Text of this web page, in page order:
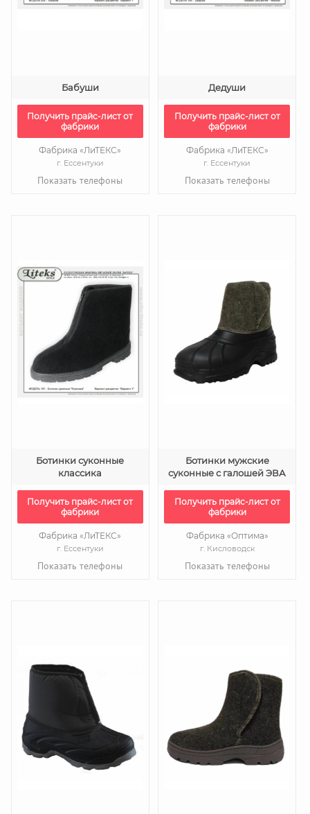
Бабуши
Получить прайс-лист от
фабрики
Фабрика «ЛиТЕКС»
г. Ессентуки
Показать телефоны
Дедуши
Получить прайс-лист от
фабрики
Фабрика «ЛиТЕКС»
г. Ессентуки
Показать телефоны
Ботинки суконные
классика
Получить прайс-лист от
фабрики
Фабрика «ЛиТЕКС»
г. Ессентуки
Показать телефоны
Ботинки мужские
суконные с галошей ЭВА
Получить прайс-лист от
фабрики
Фабрика «Оптима»
г. Кисловодск
Показать телефоны